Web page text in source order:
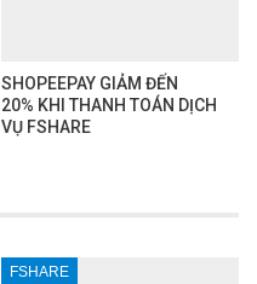
SHOPEEPAY GIẢM ĐẾN
20% KHI THANH TOÁN DỊCH
VỤ FSHARE
FSHARE